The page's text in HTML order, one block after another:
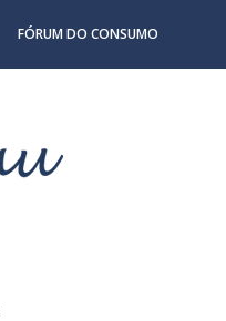
FÓRUM DO CONSUMO